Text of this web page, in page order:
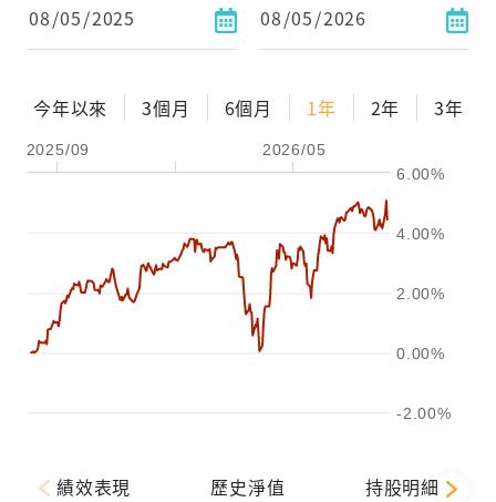
今年以來 3個月 6個月 1年 2年 3年
2025/09 2026/05
-2.00%
0.00%
2.00%
4.00%
6.00%
1年
2年
配息金額
-%
績效表現 歷史淨值 持股明細